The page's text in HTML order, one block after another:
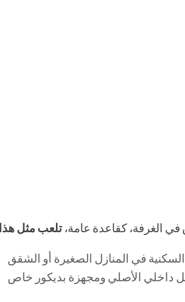
في الغرفة، كقاعدة عامة،